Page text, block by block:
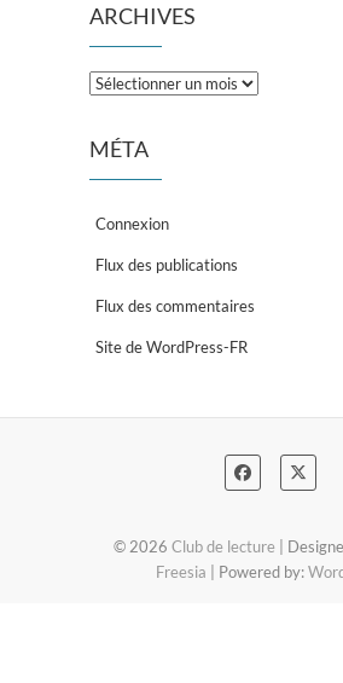
ARCHIVES
Archives
MÉTA
Connexion
Flux des publications
Flux des commentaires
Site de WordPress-FR
© 2026 Club de lecture |
Freesia | Powered by: